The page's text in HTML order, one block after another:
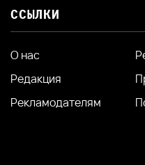
ССЫЛКИ
О нас
Редакция
Рекламодателям